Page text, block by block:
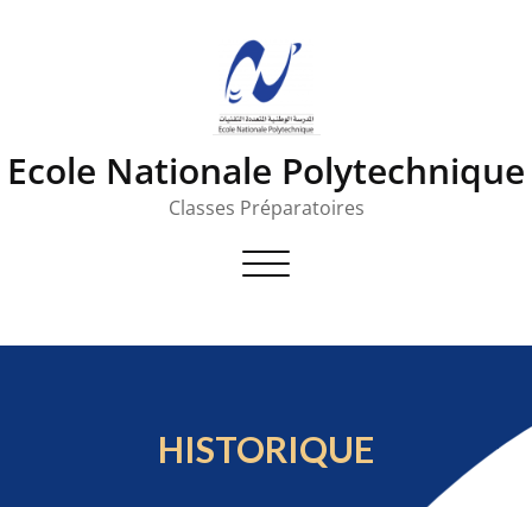
Ecole Nationale Polytechnique
Classes Préparatoires
Toggle
HISTORIQUE